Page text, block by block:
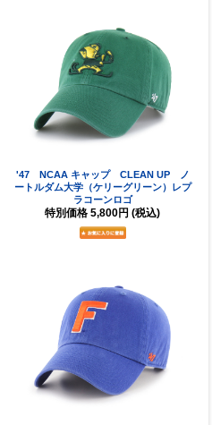
'47 NCAA キャップ CLEAN UP ノ
ートルダム大学（ケリーグリーン）レプ
ラコーンロゴ
特別価格 5,800円 (税込)